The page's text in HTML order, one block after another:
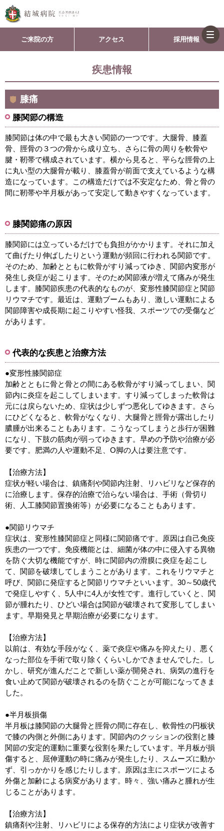
ご来院の方 アクセス 採用情報
疾患情報
膝痛
膝関節の構造
膝関節は体の中で最も大きい関節の一つです。大腿骨、膝蓋
骨、脛骨の３つの骨から成り立ち、さらに骨の周りを軟骨や
腱・靭帯で構成されています。横から見ると、平らな脛骨の上
に丸い型の大腿骨が載り、膝蓋骨が前面で支えているような構
造になっています。この構造だけでは不安定なため、骨と骨の
間に靭帯や半月板があって安定して動きやすくなっています。
膝関節痛の原因
膝関節には立っているだけでも負担がかかります。それに加え
て曲げたり伸ばしたりという運動が頻回に行われる関節です。
そのため、加齢とともに軟骨がすり減ってゆき、関節内変形が
発生し炎症が起こります。そのため関節液が増えて痛みが発生
します。膝関節疾患の代表的なものが、変形性膝関節症と関節
リウマチです。最近は、運動ブームもあり、激しい運動による
関節障害や成長期に起こりやすい怪我、スポーツでの受傷など
があります。
代表的な疾患と治療方法
●変形性膝関節症
加齢とともに骨と骨との間にある軟骨がすり減ってしまい、関
節内に炎症を起こしてしまいます。すり減ってしまった軟骨は
元には戻らないため、症状は少しずつ悪化してゆきます。さら
にひどくなると、軟骨がなくなり、大腿骨と脛骨が露出したり
膿腫が出来ることもあります。こうなってしまうと歩行が困難
になり、下肢の筋肉が弱ってゆきます。早めの予防や治療が必
要です。肥満の人や運動不足、O脚の人は要注意です。
【治療方法】
症状が軽い場合は、鎮痛剤や関節内注射、リハビリなど保存的
に治療します。保存的治療で治らない場合は、手術（骨切り
術、人工膝関節置換術等）が必要になることもあります。
●関節リウマチ
症状は、変形性膝関節症と同様に関節痛です。原因は自己免疫
疾患の一つです。免疫機能とは、細菌が体の中に侵入する異物
を防ぐ大切な機能ですが、時に関節内の滑膜に炎症を起こし
て、関節を破壊してしまうことがあります。これをリウマチと
呼び、関節に発症すると関節リウマチといいます。30～50歳代
で発症しやすく、5人中に4人が女性です。進行していくと、関
節が腫れたり、ひどい場合は関節が破壊されて変形してしまい
ます。早期発見と早期治療が必要になります。
【治療方法】
以前は、有効な手段がなく、薬で炎症や痛みを抑えたり、悪く
なった部位を手術で取り除くくらいしかできませんでした。し
かし、研究が進んだことで新しい薬が開発され、病気の進行を
食い止めて関節が破壊されるのを防ぐことが可能になってきま
した。
●半月板損傷
半月板は膝関節の大腿骨と脛骨の間に存在し、軟骨性の円板状
で膝の内側と外側にあります。関節内のクッションの役割と膝
関節の安定的運動に重要な役割を果たしています。半月板が損
傷すると、屈伸運動の時に痛みが発生したり、スムーズに動か
ず、引っかかりを感じたりします。原因は主にスポーツによる
外傷と加齢による病変があります。時々、強い痛みと腫れが生
じることがあります。
【治療方法】
鎮痛剤や注射、リハビリによる保存的方法により症状が改善す